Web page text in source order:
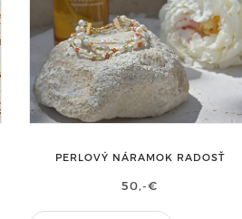
PERLOVÝ NÁRAMOK RADOSŤ
50,-€